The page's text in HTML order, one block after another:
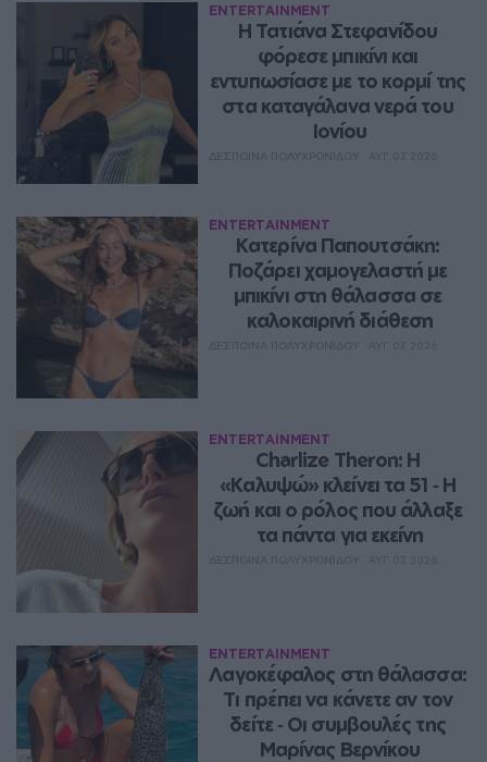
ENTERTAINMENT
Η Τατιάνα Στεφανίδου
φόρεσε μπικίνι και
εντυπωσίασε με το κορμί της
στα καταγάλανα νερά του
Ιονίου
ENTERTAINMENT
Κατερίνα Παπουτσάκη:
Ποζάρει χαμογελαστή με
μπικίνι στη θάλασσα σε
καλοκαιρινή διάθεση
ENTERTAINMENT
Charlize Theron: Η
«Καλυψώ» κλείνει τα 51 ‑ H
ζωή και ο ρόλος που άλλαξε
τα πάντα για εκείνη
ENTERTAINMENT
Λαγοκέφαλος στη θάλασσα:
Τι πρέπει να κάνετε αν τον
δείτε ‑ Οι συμβουλές της
Μαρίνας Βερνίκου